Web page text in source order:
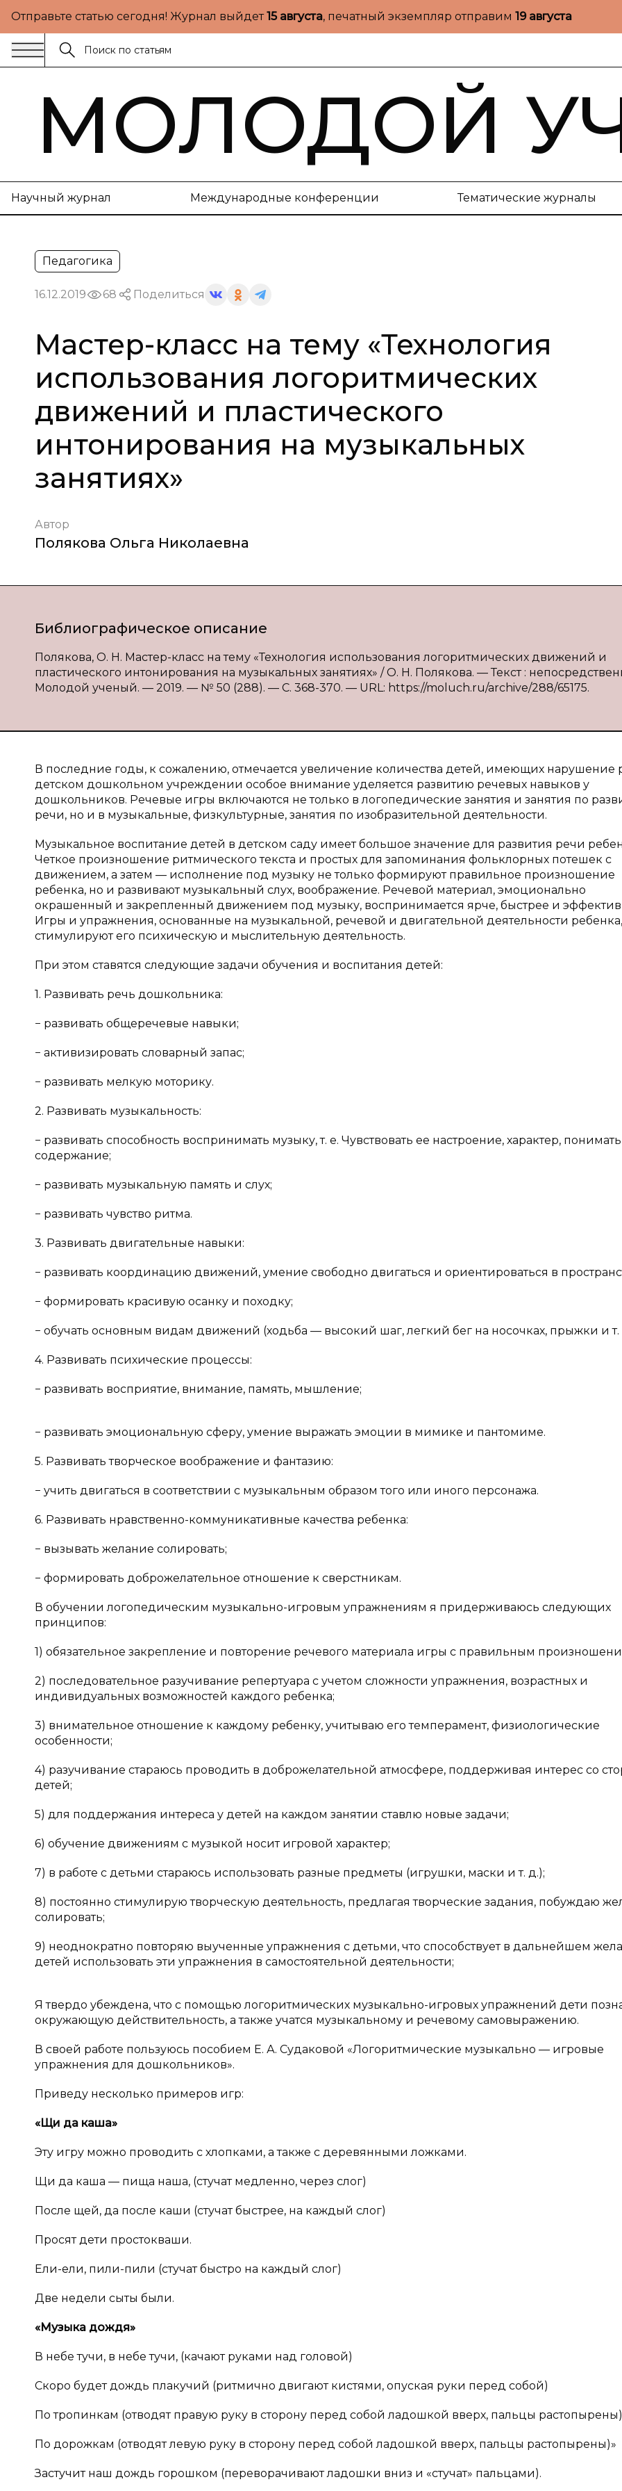
Отправьте статью сегодня! Журнал выйдет15 августа, печатный экземпляр отправим 19 августа
МОЛОДОЙ
Научный журнал Международные конференции Тематические журналы
Педагогика
16.12.2019 68 Поделиться
Мастер-класс на тему «Технология
использования логоритмических
движений и пластического
интонирования на музыкальных
занятиях»
Автор
Полякова Ольга Николаевна
Библиографическое описание
Полякова, О. Н. Мастер-класс на тему «Технология использования логоритмических движений и
пластического интонирования на музыкальных занятиях» / О. Н. Полякова. — Текст :
Молодой ученый. — 2019. — № 50 (288). — С. 368-370. — URL: https://moluch.ru/archive/288/65175.
В последние годы, к сожалению, отмечается увеличение количества детей, имеющих нарушение
детском дошкольном учреждении особое внимание уделяется развитию речевых навыков у
дошкольников. Речевые игры включаются не только в логопедические занятия и занятия по
речи, но и в музыкальные, физкультурные, занятия по изобразительной деятельности.
Музыкальное воспитание детей в детском саду имеет большое значение для развития речи
Четкое произношение ритмического текста и простых для запоминания фольклорных потешек с
движением, а затем — исполнение под музыку не только формируют правильное произношение
ребенка, но и развивают музыкальный слух, воображение. Речевой материал, эмоционально
окрашенный и закрепленный движением под музыку, воспринимается ярче, быстрее и
Игры и упражнения, основанные на музыкальной, речевой и двигательной деятельности ребенка,
стимулируют его психическую и мыслительную деятельность.
При этом ставятся следующие задачи обучения и воспитания детей:
1. Развивать речь дошкольника:
− развивать общеречевые навыки;
− активизировать словарный запас;
− развивать мелкую моторику.
2. Развивать музыкальность:
− развивать способность воспринимать музыку, т. е. Чувствовать ее настроение, характер,
содержание;
− развивать музыкальную память и слух;
− развивать чувство ритма.
3. Развивать двигательные навыки:
− развивать координацию движений, умение свободно двигаться и ориентироваться в
− формировать красивую осанку и походку;
− обучать основным видам движений (ходьба — высокий шаг, легкий бег на носочках, прыжки и т.
4. Развивать психические процессы:
− развивать восприятие, внимание, память, мышление;
− развивать эмоциональную сферу, умение выражать эмоции в мимике и пантомиме.
5. Развивать творческое воображение и фантазию:
− учить двигаться в соответствии с музыкальным образом того или иного персонажа.
6. Развивать нравственно-коммуникативные качества ребенка:
− вызывать желание солировать;
− формировать доброжелательное отношение к сверстникам.
В обучении логопедическим музыкально-игровым упражнениям я придерживаюсь следующих
принципов:
1) обязательное закрепление и повторение речевого материала игры с правильным
2) последовательное разучивание репертуара с учетом сложности упражнения, возрастных и
индивидуальных возможностей каждого ребенка;
3) внимательное отношение к каждому ребенку, учитываю его темперамент, физиологические
особенности;
4) разучивание стараюсь проводить в доброжелательной атмосфере, поддерживая интерес со
детей;
5) для поддержания интереса у детей на каждом занятии ставлю новые задачи;
6) обучение движениям с музыкой носит игровой характер;
7) в работе с детьми стараюсь использовать разные предметы (игрушки, маски и т. д.);
8) постоянно стимулирую творческую деятельность, предлагая творческие задания, побуждаю
солировать;
9) неоднократно повторяю выученные упражнения с детьми, что способствует в дальнейшем
детей использовать эти упражнения в самостоятельной деятельности;
Я твердо убеждена, что с помощью логоритмических музыкально-игровых упражнений дети
окружающую действительность, а также учатся музыкальному и речевому самовыражению.
В своей работе пользуюсь пособием Е. А. Судаковой «Логоритмические музыкально — игровые
упражнения для дошкольников».
Приведу несколько примеров игр:
«Щи да каша»
Эту игру можно проводить с хлопками, а также с деревянными ложками.
Щи да каша — пища наша, (стучат медленно, через слог)
После щей, да после каши (стучат быстрее, на каждый слог)
Просят дети простокваши.
Ели-ели, пили-пили (стучат быстро на каждый слог)
Две недели сыты были.
«Музыка дождя»
В небе тучи, в небе тучи, (качают руками над головой)
Скоро будет дождь плакучий (ритмично двигают кистями, опуская руки перед собой)
По тропинкам (отводят правую руку в сторону перед собой ладошкой вверх, пальцы растопырены)
По дорожкам (отводят левую руку в сторону перед собой ладошкой вверх, пальцы растопырены)»
Застучит наш дождь горошком (переворачивают ладошки вниз и «стучат» пальцами).